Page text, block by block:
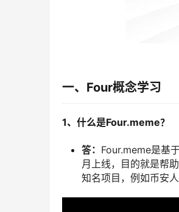
一、Four概念学习
1、什么是Four.meme？
答： Four.meme是基
月上线，目的就是帮
知名项目，例如币安